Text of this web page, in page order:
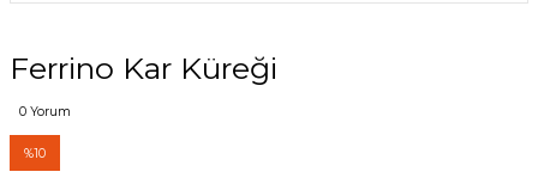
Ferrino Kar Küreği
0 Yorum
%10